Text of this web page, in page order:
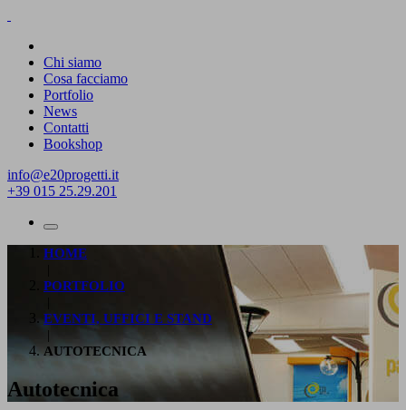
Chi siamo
Cosa facciamo
Portfolio
News
Contatti
Bookshop
info@e20progetti.it
+39 015 25.29.201
HOME
PORTFOLIO
EVENTI, UFFICI E STAND
|
AUTOTECNICA
Autotecnica